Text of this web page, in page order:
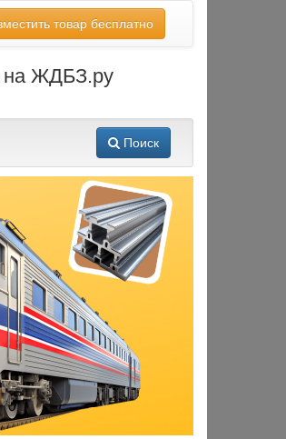
товар бесплатно
на ЖДБЗ.ру
Поиск